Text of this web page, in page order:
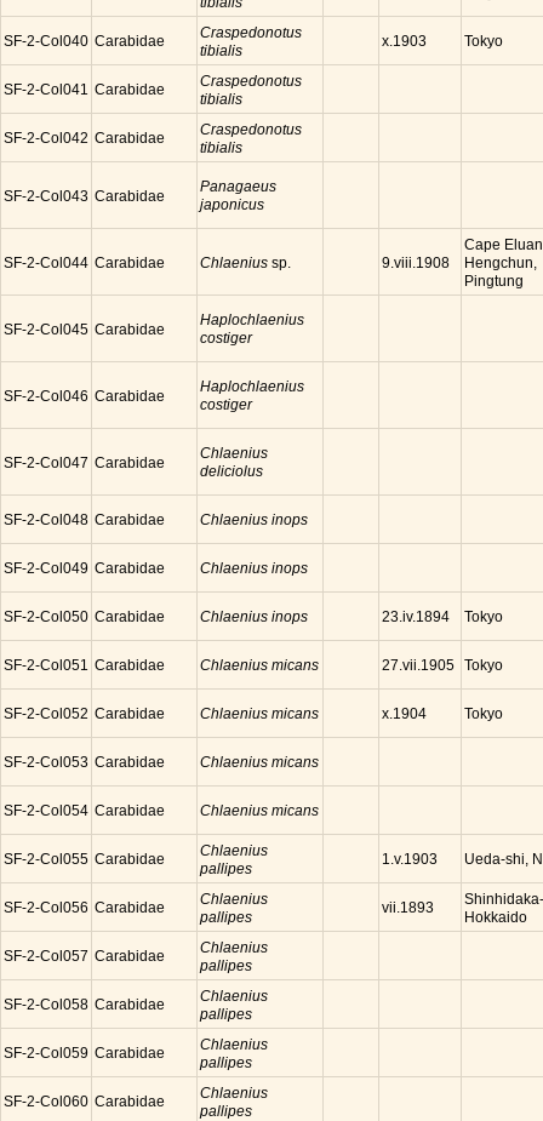
SF-2-Col040 Carabidae
Craspedonotus
tibialis
x.1903 Tokyo
SF-2-Col041 Carabidae
Craspedonotus
tibialis
SF-2-Col042 Carabidae
Craspedonotus
tibialis
SF-2-Col043 Carabidae
Panagaeus
japonicus
SF-2-Col044 Carabidae Chlaenius sp. 9.viii.1908
Cape
Hengchun,
Pingtung
SF-2-Col045 Carabidae
Haplochlaenius
costiger
SF-2-Col046 Carabidae
Haplochlaenius
costiger
SF-2-Col047 Carabidae
Chlaenius
deliciolus
SF-2-Col048 Carabidae Chlaenius inops
SF-2-Col049 Carabidae Chlaenius inops
SF-2-Col050 Carabidae Chlaenius inops 23.iv.1894 Tokyo
SF-2-Col051 Carabidae Chlaenius micans 27.vii.1905 Tokyo
SF-2-Col052 Carabidae Chlaenius micans x.1904 Tokyo
SF-2-Col053 Carabidae Chlaenius micans
SF-2-Col054 Carabidae Chlaenius micans
SF-2-Col055 Carabidae
Chlaenius
pallipes
1.v.1903 Ueda-shi,
SF-2-Col056 Carabidae
Chlaenius
pallipes
vii.1893
Hokkaido
SF-2-Col057 Carabidae
Chlaenius
pallipes
SF-2-Col058 Carabidae
Chlaenius
pallipes
SF-2-Col059 Carabidae
Chlaenius
pallipes
SF-2-Col060 Carabidae
Chlaenius
pallipes